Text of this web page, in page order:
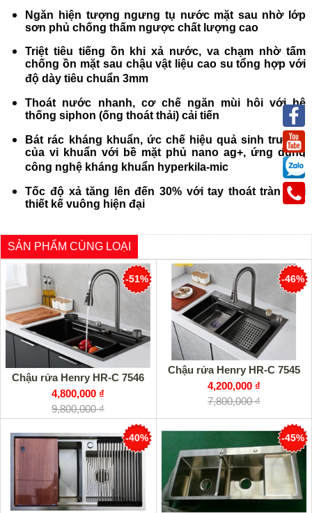
Ngăn hiện tượng ngưng tụ nước mặt sau nhờ lớp
sơn phủ chống thấm ngược chất lượng cao
Triệt tiêu tiếng ồn khi xả nước, va chạm nhờ tấm
chống ồn mặt sau chậu vật liệu cao su tổng hợp với
độ dày tiêu chuẩn 3mm
Thoát nước nhanh, cơ chế ngăn mùi hôi với hệ
thống siphon (ống thoát thải) cải tiến
Bát rác kháng khuẩn, ức chế hiệu quả sinh trưởng
của vi khuẩn với bề mặt phủ nano ag+, ứng dụng
công nghệ kháng khuẩn hyperkila-mic
Tốc độ xả tăng lên đến 30% với tay thoát tràn mới
thiết kế vuông hiện đại
SẢN PHẨM CÙNG LOẠI
Chậu rửa Henry HR-C 7546
4,800,000 ₫
9,800,000 ₫
-51%
Chậu rửa Henry HR-C 7545
4,200,000 ₫
7,800,000 ₫
-46%
-40% -45%